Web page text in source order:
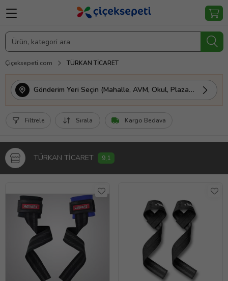
Çiçeksepeti.com TÜRKAN TİCARET
Gönderim Yeri Seçin (Mahalle, AVM, Okul, Plaza vs.)
Filtrele Sırala Kargo Bedava
TÜRKAN TİCARET 9,1